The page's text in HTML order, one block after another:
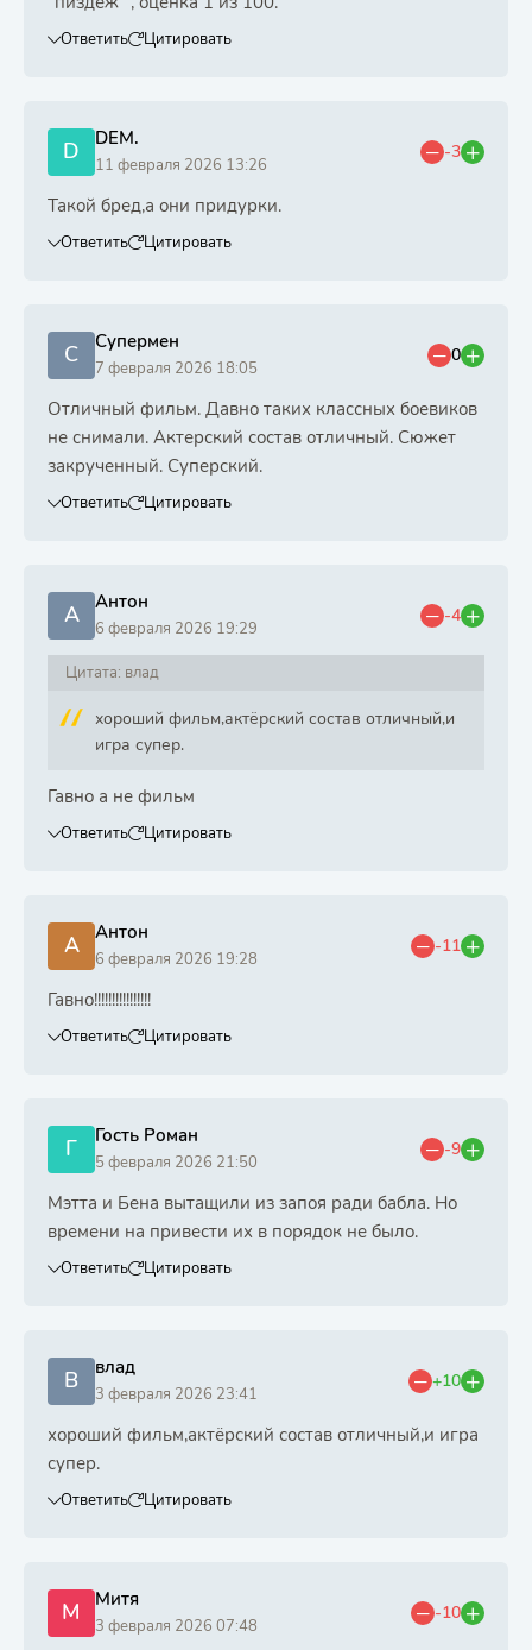
Ответить Цитировать
D DEM.
11 февраля 2026 13:26
-3
Такой бред,а они придурки.
Ответить Цитировать
С Супермен
7 февраля 2026 18:05
0
Отличный фильм. Давно таких классных боевиков
не снимали. Актерский состав отличный. Сюжет
закрученный. Суперский.
Ответить Цитировать
А Антон
6 февраля 2026 19:29
-4
Цитата: влад
хороший фильм,актёрский состав отличный,и
игра супер.
Гавно а не фильм
Ответить Цитировать
А Антон
6 февраля 2026 19:28
-11
Гавно!!!!!!!!!!!!!!!!
Ответить Цитировать
Г Гость Роман
5 февраля 2026 21:50
-9
Мэтта и Бена вытащили из запоя ради бабла. Но
времени на привести их в порядок не было.
Ответить Цитировать
В влад
3 февраля 2026 23:41
+10
хороший фильм,актёрский состав отличный,и игра
супер.
Ответить Цитировать
М Митя
3 февраля 2026 07:48
-10